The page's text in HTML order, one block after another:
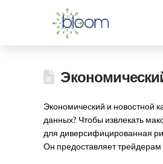
Экономический и новостной
данных? Чтобы извлекать
для диверсифицированная
Он предоставляет